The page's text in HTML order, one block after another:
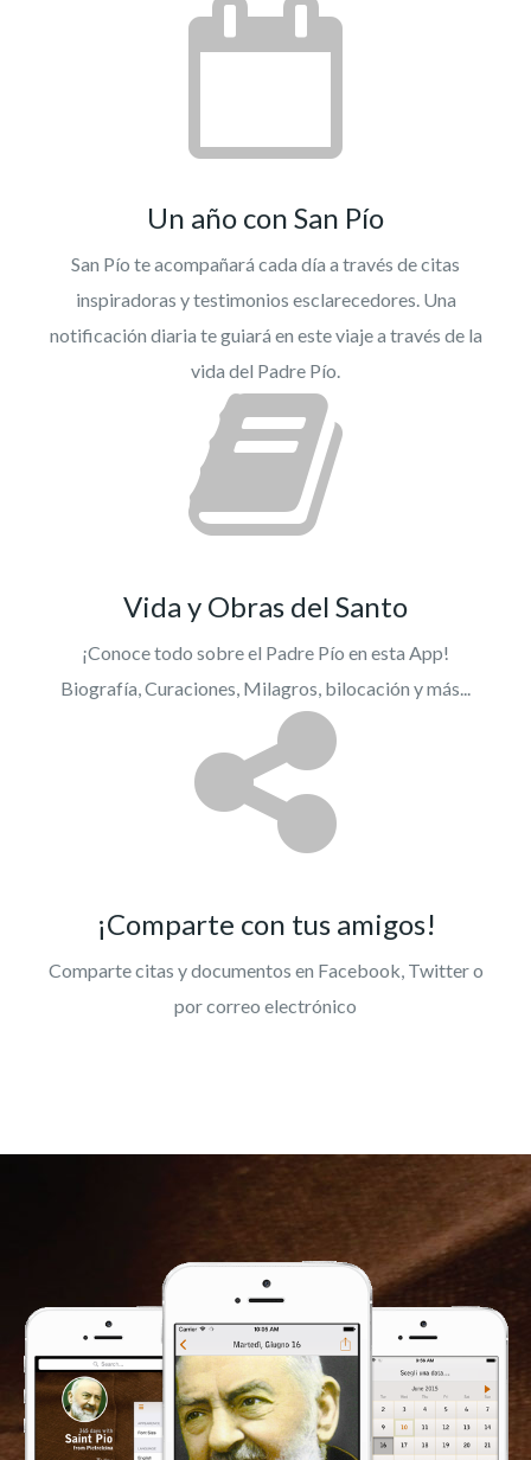
Un año con San Pío
San Pío te acompañará cada día a través de citas
inspiradoras y testimonios esclarecedores. Una
notificación diaria te guiará en este viaje a través de la
vida del Padre Pío.
Vida y Obras del Santo
¡Conoce todo sobre el Padre Pío en esta App!
Biografía, Curaciones, Milagros, bilocación y más...
¡Comparte con tus amigos!
Comparte citas y documentos en Facebook, Twitter o
por correo electrónico